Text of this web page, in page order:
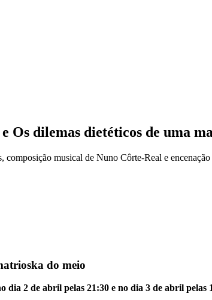
Os dilemas dietéticos de uma
musical de Nuno Côrte-Real e
do meio
dia 2 de abril pelas 21:30 e no dia 3 de abril